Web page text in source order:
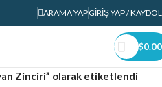
ARAMA YAPGIRIŞ YAP / KAYDOL
$0.00
Zinciri” olarak etiketlendi